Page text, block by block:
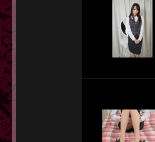
[定額] 期間限定ギャラリー
[定額] 継続1カ月ギャラリー
[定額] 継続3カ月ギャラリー
[定額] 継続6カ月ギャラリー
定額奥様一覧
単品販売
ヘルプ